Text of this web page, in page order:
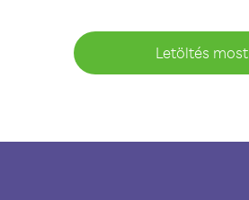
Letöltés most